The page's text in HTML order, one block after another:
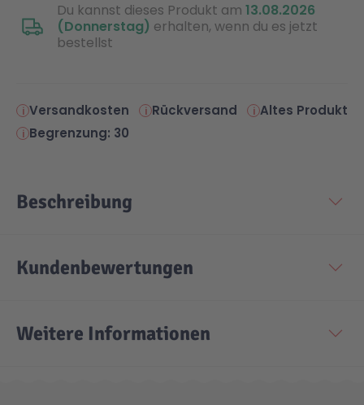
Technic
Aktion
LEGO® Blumen
Spiel-Ei
Du kannst dieses Produkt am 13.08.2026
(Donnerstag) erhalten, wenn du es jetzt
bestellst
Versandkosten Rückversand
Altes Produkt
Begrenzung: 30
Beschreibung
Kundenbewertungen
Weitere Informationen